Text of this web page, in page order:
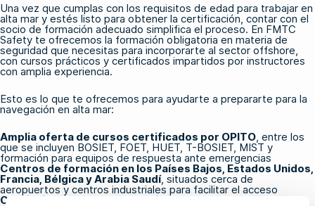
Una vez que cumplas con los requisitos de edad para trabajar en
alta mar y estés listo para obtener la certificación, contar con el
socio de formación adecuado simplifica el proceso. En FMTC
Safety te ofrecemos la formación obligatoria en materia de
seguridad que necesitas para incorporarte al sector offshore,
con cursos prácticos y certificados impartidos por instructores
con amplia experiencia.
Esto es lo que te ofrecemos para ayudarte a prepararte para la
navegación en alta mar:
Amplia oferta de cursos certificados por OPITO , entre los
que se incluyen BOSIET FOET HUET T-BOSIET , MIST y
formación para equipos de respuesta ante emergencias
Centros de formación en los Países Bajos, Estados Unidos,
Francia, Bélgica y Arabia Saudí, situados cerca de
aeropuertos y centros industriales para facilitar el acceso
Continuidad del curso garantizada